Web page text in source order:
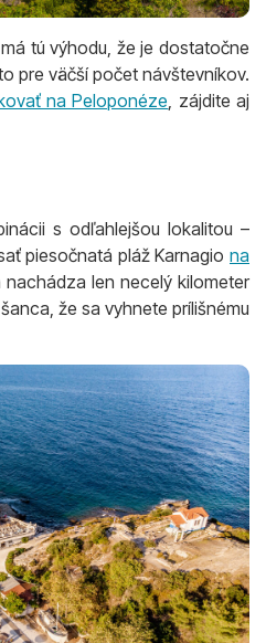
tú výhodu, že je dostatočne
pre väčší počet návštevníkov.
na Peloponéze, zájdite aj
s odľahlejšou lokalitou –
piesočnatá pláž Karnagio na
len necelý kilometer
že sa vyhnete prílišnému